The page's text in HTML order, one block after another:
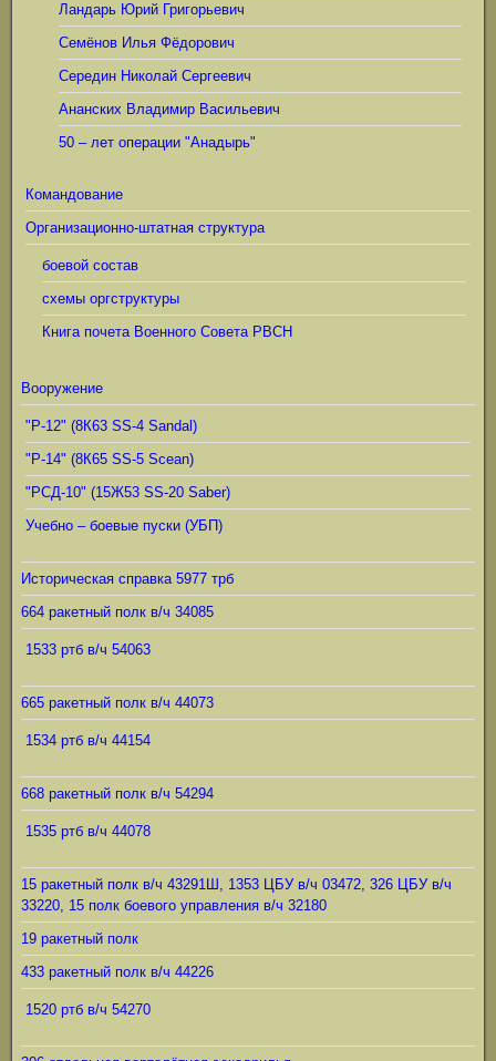
Ландарь Юрий Григорьевич
Семёнов Илья Фёдорович
Середин Николай Сергеевич
Ананских Владимир Васильевич
50 – лет операции "Анадырь"
Командование
Организационно-штатная структура
боевой состав
схемы оргструктуры
Книга почета Военного Совета РВСН
Вооружение
"Р-12" (8К63 SS-4 Sandal)
"Р-14" (8К65 SS-5 Scean)
"РСД-10" (15Ж53 SS-20 Saber)
Учебно – боевые пуски (УБП)
Историческая справка 5977 трб
664 ракетный полк в/ч 34085
1533 ртб в/ч 54063
665 ракетный полк в/ч 44073
1534 ртб в/ч 44154
668 ракетный полк в/ч 54294
1535 ртб в/ч 44078
15 ракетный полк в/ч 43291Ш, 1353 ЦБУ в/ч 03472, 326 ЦБУ в/ч
33220, 15 полк боевого управления в/ч 32180
19 ракетный полк
433 ракетный полк в/ч 44226
1520 ртб в/ч 54270